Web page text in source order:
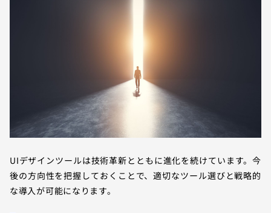
UIデザインツールは技術革新とともに進化を続けています。今
後の方向性を把握しておくことで、適切なツール選びと戦略的
な導入が可能になります。